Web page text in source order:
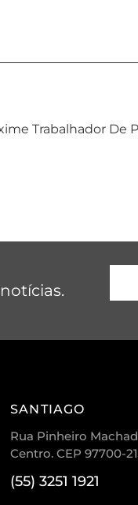
SANTIAGO
Rua Pinheiro
Centro. CEP 97700-
(55) 3251 1921